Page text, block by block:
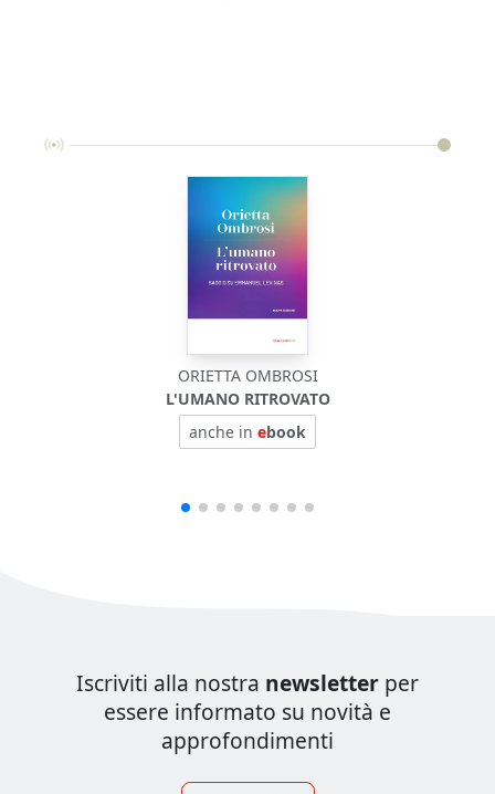
ORIETTA OMBROSI
L'UMANO RITROVATO
anche in ebook
Iscriviti alla nostra newsletter per
essere informato su novità e
approfondimenti